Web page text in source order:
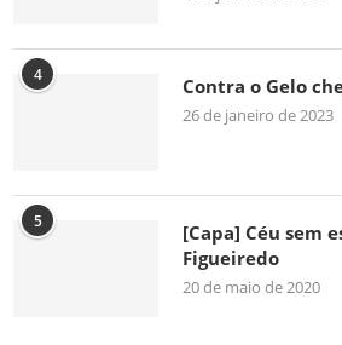
4 Contra o Gelo
26 de janeiro de 2023
5
[Capa] Céu sem
Figueiredo
20 de maio de 2020